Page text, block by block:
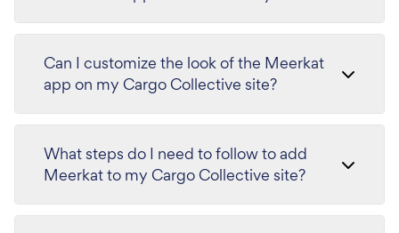
Can I customize the look of the Meerkat
app on my Cargo Collective site?
What steps do I need to follow to add
Meerkat to my Cargo Collective site?